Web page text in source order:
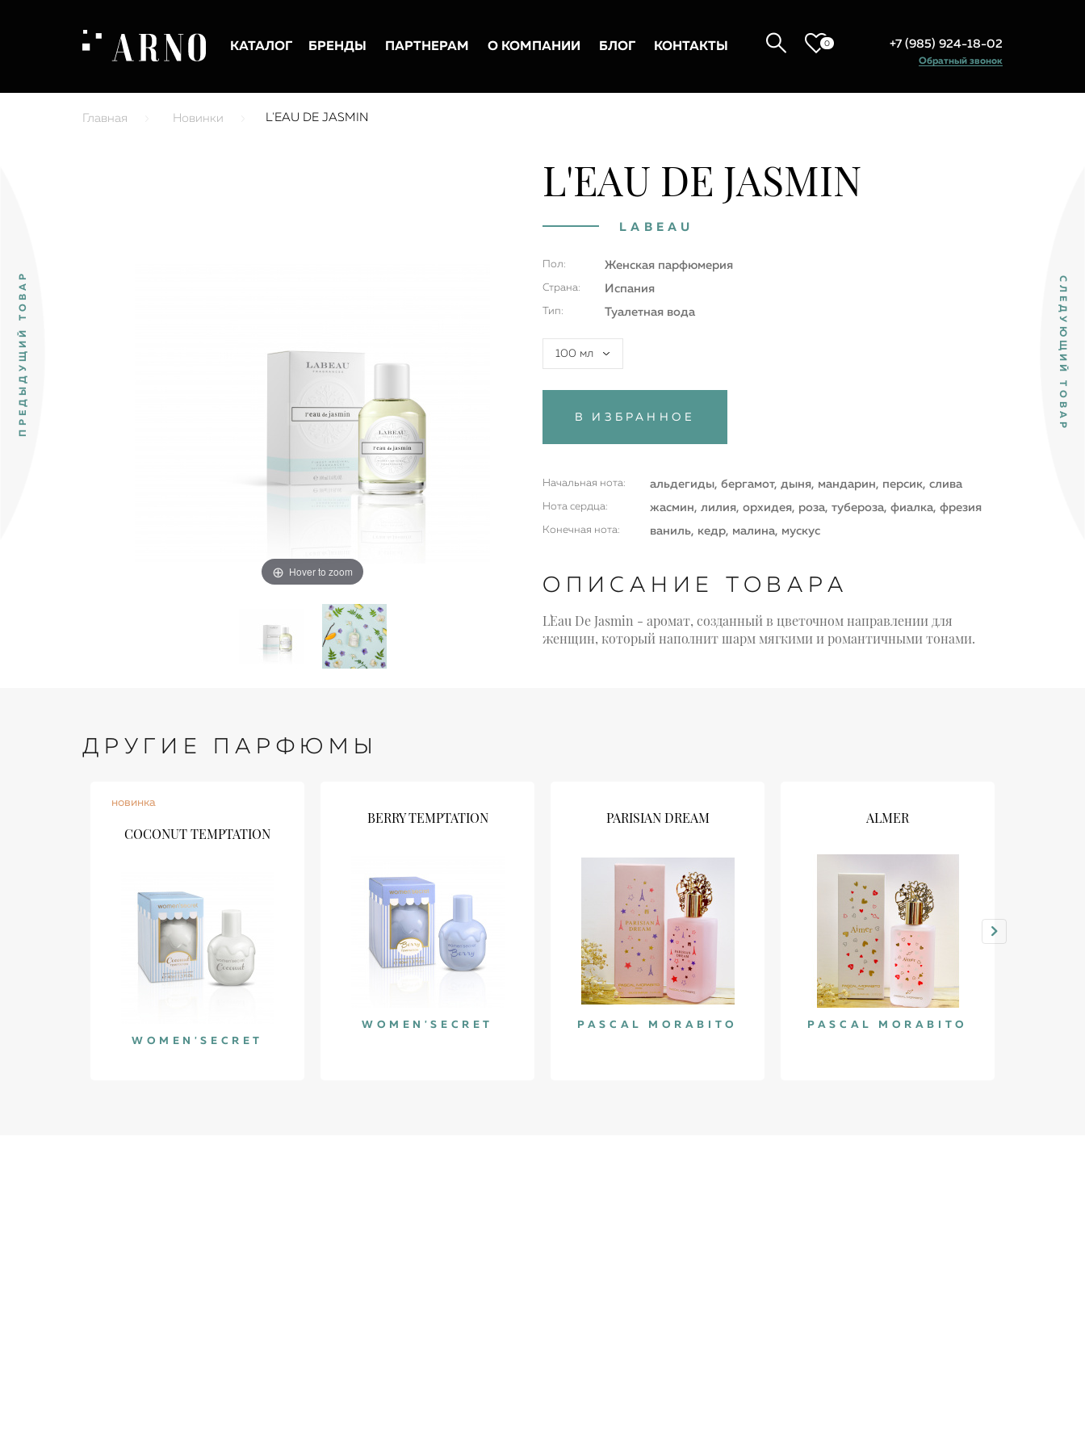
КАТАЛОГ БРЕНДЫ ПАРТНЕРАМ О КОМПАНИИ БЛОГ КОНТАКТЫ 0 +7 (985) 924-18-02
Обратный звонок
ПРЕДЫДУЩИЙ ТОВАР СЛЕДУЮЩИЙ ТОВАР
Главная Новинки L'EAU DE JASMIN
Hover to zoom
L'EAU DE JASMIN
LABEAU
Пол: Женская парфюмерия
Страна: Испания
Тип: Туалетная вода
100 мл
В ИЗБРАННОЕ
Начальная нота: альдегиды, бергамот, дыня, мандарин, персик, слива
Нота сердца: жасмин, лилия, орхидея, роза, тубероза, фиалка, фрезия
Конечная нота: ваниль, кедр, малина, мускус
ОПИСАНИЕ ТОВАРА
L`Eau De Jasmin - аромат, созданный в цветочном направлении для
женщин, который наполнит шарм мягкими и романтичными тонами.
ДРУГИЕ ПАРФЮМЫ
новинка
COCONUT TEMPTATION
WOMEN'SECRET
BERRY TEMPTATION
WOMEN'SECRET
PARISIAN DREAM
PASCAL MORABITO
ALMER
PASCAL MORABITO